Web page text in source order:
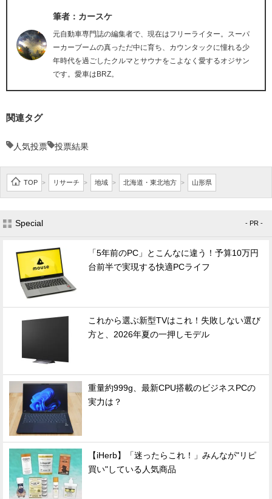
筆者：カースケ
元自動車専門誌の編集者で、現在はフリーライター。スーパ
ーカーブームの真っただ中に育ち、カウンタックに憧れる少
年時代を過ごしたクルマとサウナをこよなく愛するオジサン
です。愛車はBRZ。
関連タグ
人気投票 投票結果
TOP > リサーチ > 地域 > 北海道・東北地方 > 山形県
Special - PR -
「5年前のPC」とこんなに違う！予算10万円
台前半で実現する快適PCライフ
これから選ぶ新型TVはこれ！失敗しない選び
方と、2026年夏の一押しモデル
重量約999g、最新CPU搭載のビジネスPCの
実力は？
【iHerb】「迷ったらこれ！」みんなが"リピ
買い"している人気商品